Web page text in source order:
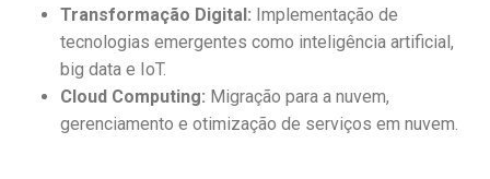
Transformação Digital: Implementação de
tecnologias emergentes como inteligência artificial,
big data e IoT.
Cloud Computing: Migração para a nuvem,
gerenciamento e otimização de serviços em nuvem.